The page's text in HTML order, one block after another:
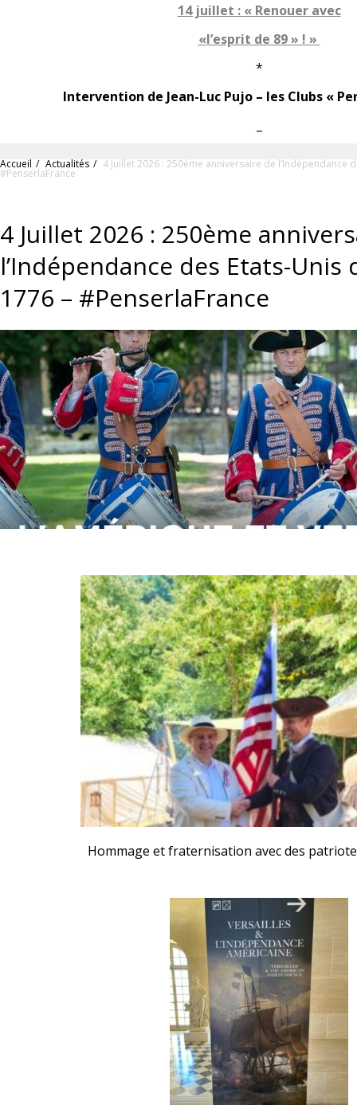
14 juillet : « Renouer avec
«l’esprit de 89 » ! »
*
Intervention de Jean-Luc Pujo – les Clubs «
Accueil Actualités 4 Juillet 2026 : 250ème anniversaire de l’Indépendance
#PenserlaFrance
4 Juillet 2026 : 250ème
l’Indépendance des Etats-Unis
1776 – #PenserlaFrance
Hommage et fraternisation avec des